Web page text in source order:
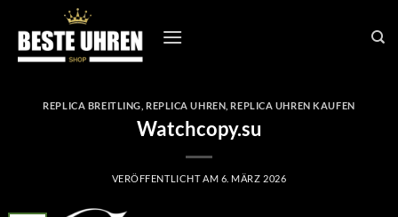
Inhalt
springen
REPLICA BREITLING ,REPLICA UHREN ,REPLICA UHREN KAUFEN
Watchcopy.su
VERÖFFENTLICHT AM 6. MÄRZ 2026